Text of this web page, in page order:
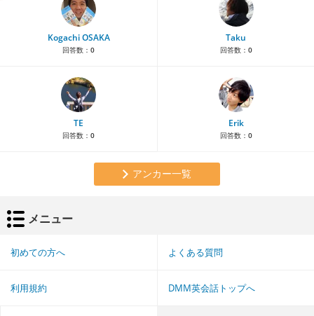
Kogachi OSAKA
回答数： 0
Taku
回答数： 0
TE
回答数： 0
Erik
回答数： 0
アンカー一覧
メニュー
初めての方へ よくある質問
利用規約 DMM英会話トップへ